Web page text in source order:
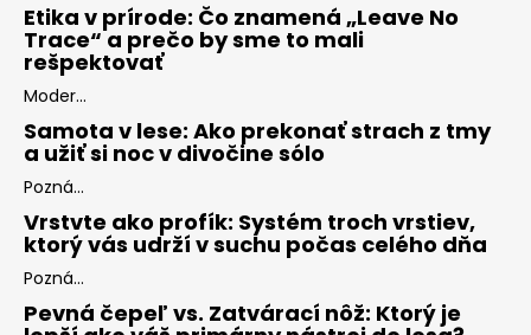
Etika v prírode: Čo znamená „Leave No
Trace“ a prečo by sme to mali
rešpektovať
Moder...
Samota v lese: Ako prekonať strach z tmy
a užiť si noc v divočine sólo
Pozná...
Vrstvte ako profík: Systém troch vrstiev,
ktorý vás udrží v suchu počas celého dňa
Pozná...
Pevná čepeľ vs. Zatvárací nôž: Ktorý je